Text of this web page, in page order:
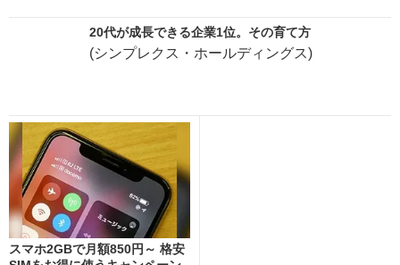
20代が成長できる企業1位。その育て方
(シンプレクス・ホールディングス)
スマホ2GBで月額850円～ 格安